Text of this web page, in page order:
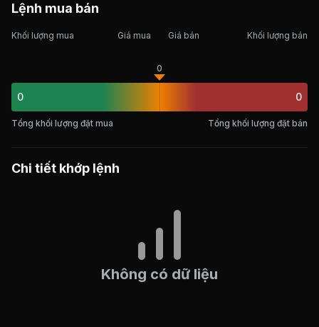
Lệnh mua bán
Khối lượng mua Giá mua Giá bán Khối lượng bán
0
0
0
Tổng khối lượng đặt mua Tổng khối lượng đặt bán
Chi tiết khớp lệnh
Không có dữ liệu